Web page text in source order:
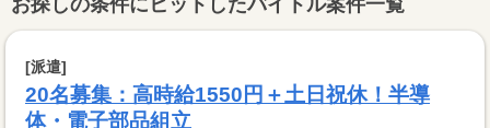
お探しの条件にヒットしたバイトル案件一覧
[派遣]
20名募集：高時給1550円＋土日祝休！半導
体・電子部品組立